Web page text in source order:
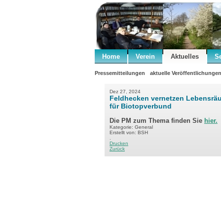
Home Verein Aktuelles
Pressemitteilungen aktuelle Veröffentlichungen
Dez 27, 2024
Feldhecken vernetzen
für Biotopverbund
Die PM zum Thema finden Sie hier.
Kategorie: General
Erstellt von: BSH
Drucken
Zurück